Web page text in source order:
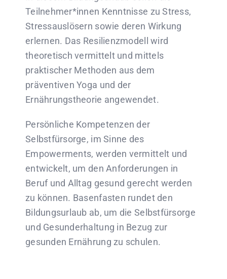
Teilnehmer*innen Kenntnisse zu Stress,
Stressauslösern sowie deren Wirkung
erlernen. Das Resilienzmodell wird
theoretisch vermittelt und mittels
praktischer Methoden aus dem
präventiven Yoga und der
Ernährungstheorie angewendet.
Persönliche Kompetenzen der
Selbstfürsorge, im Sinne des
Empowerments, werden vermittelt und
entwickelt, um den Anforderungen in
Beruf und Alltag gesund gerecht werden
zu können. Basenfasten rundet den
Bildungsurlaub ab, um die Selbstfürsorge
und Gesunderhaltung in Bezug zur
gesunden Ernährung zu schulen.